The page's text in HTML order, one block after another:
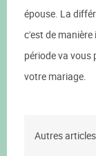
épouse. La
c'est de
période va vous
votre mariage.
Autres